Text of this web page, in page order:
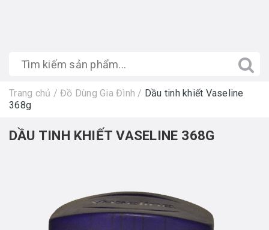
Trang chủ / Đồ Dùng Gia Đình / Dầu tinh khiết Vaseline
368g
DẦU TINH KHIẾT VASELINE 368G